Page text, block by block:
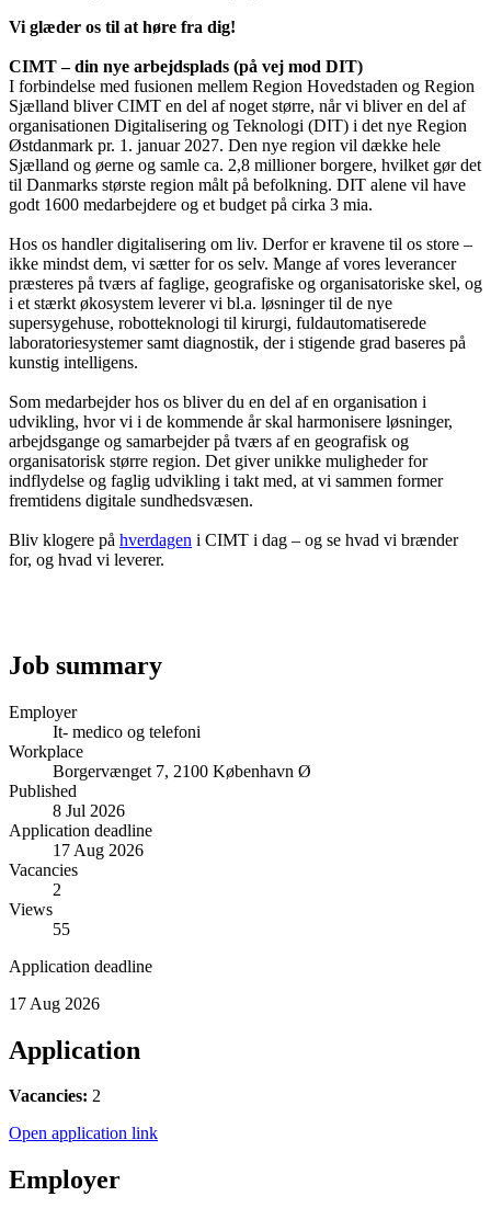
Vi glæder os til at høre fra dig!
CIMT – din nye arbejdsplads (på vej mod DIT)
I forbindelse med fusionen mellem Region Hovedstaden og Region
Sjælland bliver CIMT en del af noget større, når vi bliver en del af
organisationen Digitalisering og Teknologi (DIT) i det nye Region
Østdanmark pr. 1. januar 2027. Den nye region vil dække hele
Sjælland og øerne og samle ca. 2,8 millioner borgere, hvilket gør det
til Danmarks største region målt på befolkning. DIT alene vil have
godt 1600 medarbejdere og et budget på cirka 3 mia.
Hos os handler digitalisering om liv. Derfor er kravene til os store –
ikke mindst dem, vi sætter for os selv. Mange af vores leverancer
præsteres på tværs af faglige, geografiske og organisatoriske skel, og
i et stærkt økosystem leverer vi bl.a. løsninger til de nye
supersygehuse, robotteknologi til kirurgi, fuldautomatiserede
laboratoriesystemer samt diagnostik, der i stigende grad baseres på
kunstig intelligens.
Som medarbejder hos os bliver du en del af en organisation i
udvikling, hvor vi i de kommende år skal harmonisere løsninger,
arbejdsgange og samarbejder på tværs af en geografisk og
organisatorisk større region. Det giver unikke muligheder for
indflydelse og faglig udvikling i takt med, at vi sammen former
fremtidens digitale sundhedsvæsen.
Bliv klogere på hverdagen i CIMT i dag – og se hvad vi brænder
for, og hvad vi leverer.
Job summary
Employer
It- medico og telefoni
Workplace
Borgervænget 7, 2100 København Ø
Published
8 Jul 2026
Application deadline
17 Aug 2026
Vacancies
2
Views
55
Application deadline
17 Aug 2026
Application
Vacancies: 2
Open application link
Employer